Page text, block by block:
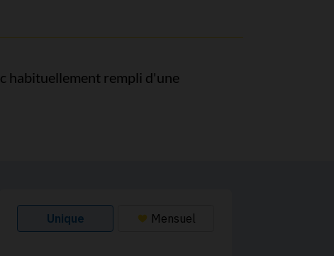
habituellement rempli d'une